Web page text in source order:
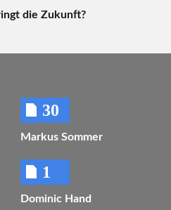
die Zukunft?
30
Markus Sommer
1
Dominic Hand